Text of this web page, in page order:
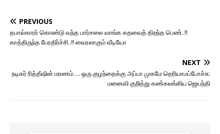
PREVIOUS
தபால்காரர் கொண்டு வந்த பார்சலை வாங்க கதவைத் திறந்த பெண்..!!
காத்திருந்த பேரதிர்ச்சி..!! வைரலாகும் வீடியோ
NEXT
நடிகர் ரித்தீஷின் மரணம்…. ஒரு குழந்தைக்கு அப்பா முகமே தெரியாமப்போச்சு:
மனைவி குறித்து கண்கலங்கிய ஜெயந்தி